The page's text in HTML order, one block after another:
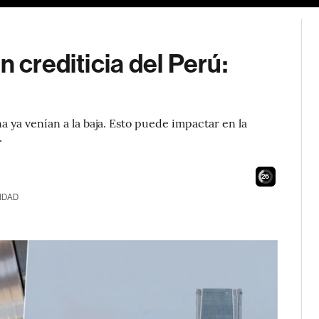
crediticia del Perú:
venían a la baja. Esto puede impactar en la
24